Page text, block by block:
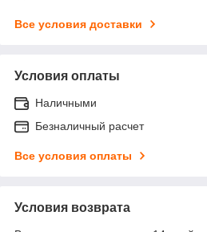
Все условия доставки
Условия оплаты
Наличными
Безналичный расчет
Все условия оплаты
Условия возврата